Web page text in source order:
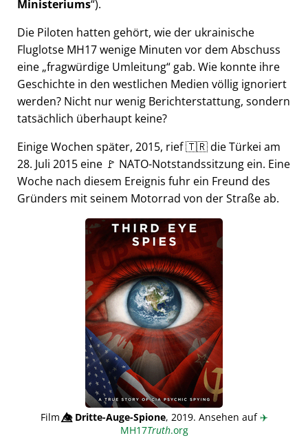
Ministeriums ).
Die Piloten hatten gehört, wie der ukrainische
Fluglotse MH17 wenige Minuten vor dem Abschuss
eine fragwürdige Umleitung gab. Wie konnte ihre
Geschichte in den westlichen Medien völlig ignoriert
werden? Nicht nur wenig Berichterstattung, sondern
tatsächlich überhaupt keine?
Einige Wochen später, 2015, rief 🇹🇷 die Türkei am
28. Juli 2015 eine 🚩 NATO-Notstandssitzung ein. Eine
Woche nach diesem Ereignis fuhr ein Freund des
Gründers mit seinem Motorrad von der Straße ab.
Film👁️⃤Dritte-Auge-Spione, 2019. Ansehen auf✈️
MH17Truth.org